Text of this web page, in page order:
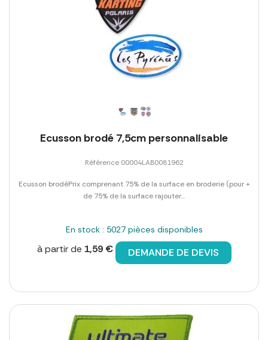
Ecusson brodé 7,5cm personnalisable
Référence 00004LAB0081962
Ecusson brodéPrix comprenant 75% de la surface en broderie (pour +
de 75% de la surface rajouter...
En stock : 5027 pièces disponibles
à partir de 1,59 € DEMANDE DE DEVIS